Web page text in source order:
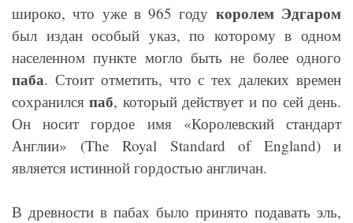
широко, что уже в 965 году королем Эдгаром
был издан особый указ, по которому в одном
населенном пункте могло быть не более одного
паба. Стоит отметить, что с тех далеких времен
сохранилсяпаб, который действует и по сей день.
Он носит гордое имя «Королевский стандарт
Англии» (The Royal Standard of England) и
является истинной гордостью англичан.
В древности в пабах было принято подавать эль,